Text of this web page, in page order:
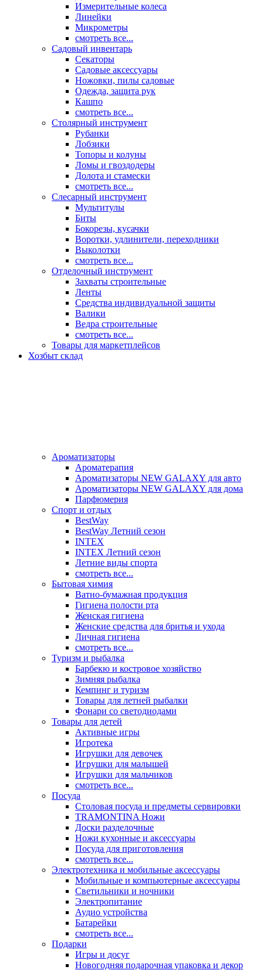
Измерительные колеса
Линейки
Микрометры
смотреть все...
Садовый инвентарь
Секаторы
Садовые аксессуары
Ножовки, пилы садовые
Одежда, защита рук
Кашпо
смотреть все...
Столярный инструмент
Рубанки
Лобзики
Топоры и колуны
Ломы и гвоздодеры
Долота и стамески
смотреть все...
Слесарный инструмент
Мультитулы
Биты
Бокорезы, кусачки
Воротки, удлинители, переходники
Выколотки
смотреть все...
Отделочный инструмент
Захваты строительные
Ленты
Средства индивидуальной защиты
Валики
Ведра строительные
смотреть все...
Товары для маркетплейсов
Хозбыт склад
Ароматизаторы
Ароматерапия
Ароматизаторы NEW GALAXY для авто
Ароматизаторы NEW GALAXY для дома
Парфюмерия
Спорт и отдых
BestWay
BestWay Летний сезон
INTEX
INTEX Летний сезон
Летние виды спорта
смотреть все...
Бытовая химия
Ватно-бумажная продукция
Гигиена полости рта
Женская гигиена
Женские средства для бритья и ухода
Личная гигиена
смотреть все...
Туризм и рыбалка
Барбекю и костровое хозяйство
Зимняя рыбалка
Кемпинг и туризм
Товары для летней рыбалки
Фонари со светодиодами
Товары для детей
Активные игры
Игротека
Игрушки для девочек
Игрушки для малышей
Игрушки для мальчиков
смотреть все...
Посуда
Столовая посуда и предметы сервировки
TRAMONTINA Ножи
Доски разделочные
Ножи кухонные и аксессуары
Посуда для приготовления
смотреть все...
Электротехника и мобильные аксессуары
Мобильные и компьютерные аксессуары
Светильники и ночники
Электропитание
Аудио устройства
Батарейки
смотреть все...
Подарки
Игры и досуг
Новогодняя подарочная упаковка и декор